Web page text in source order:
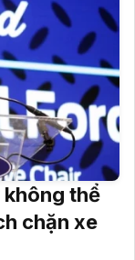
không thể
chặn xe